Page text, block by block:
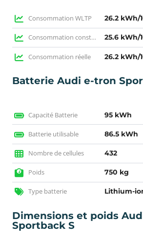
Consommation WLTP 26.2 kWh/
Consommation constructeur 25.6 kWh/
Consommation réelle 26.2 kWh/
Batterie Audi e-tron
Capacité Batterie 95 kWh
Batterie utilisable 86.5 kWh
Nombre de cellules 432
Poids 750 kg
Type batterie Lithium-
Dimensions et poids
Sportback S